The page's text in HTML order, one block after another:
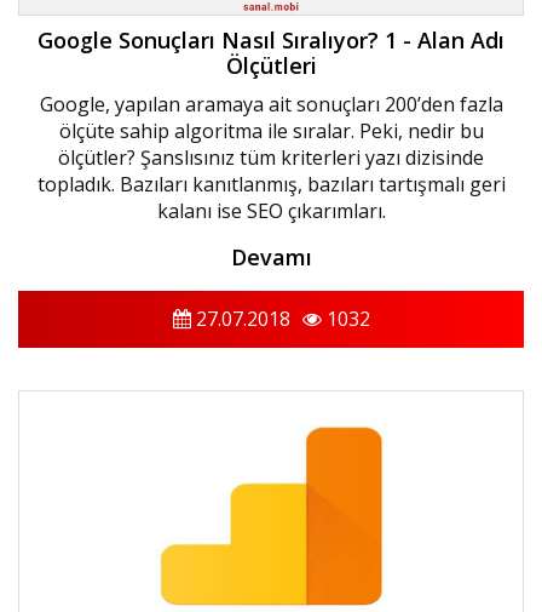
Google Sonuçları Nasıl Sıralıyor? 1 - Alan Adı
Ölçütleri
Google, yapılan aramaya ait sonuçları 200’den fazla
ölçüte sahip algoritma ile sıralar. Peki, nedir bu
ölçütler? Şanslısınız tüm kriterleri yazı dizisinde
topladık. Bazıları kanıtlanmış, bazıları tartışmalı geri
kalanı ise SEO çıkarımları.
Devamı
27.07.2018 1032